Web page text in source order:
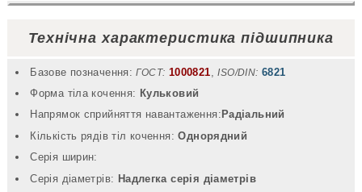
Технічна характеристика підшипника
Базове позначення: ГОСТ: 1000821 ,ISO/DIN: 6821
Форма тіла кочення: Кульковий
Напрямок сприйняття навантаження: Радіальний
Кількість рядів тіл кочення:Однорядний
Серія ширин:
Серія діаметрів: Надлегка серія діаметрів